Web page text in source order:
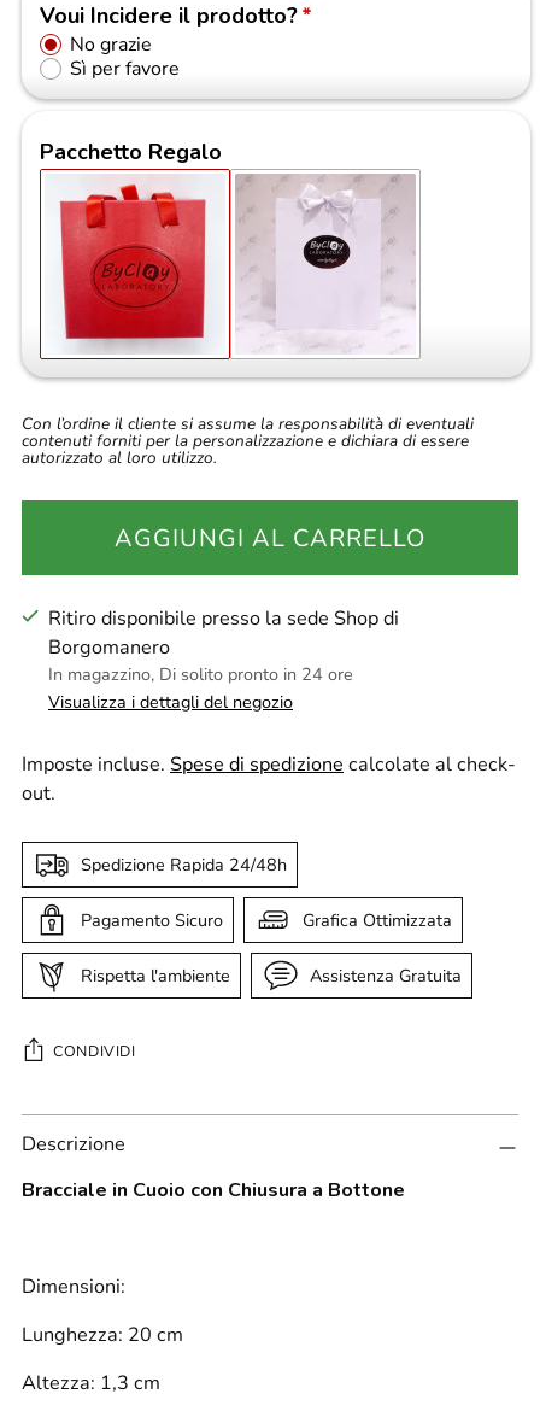
Voui Incidere il prodotto?
No grazie
Sì per favore
Pacchetto Regalo
Con l’ordine il cliente si assume la responsabilità di eventuali
contenuti forniti per la personalizzazione e dichiara di essere
autorizzato al loro utilizzo.
AGGIUNGI AL CARRELLO
Ritiro disponibile presso la sede Shop di
Borgomanero
In magazzino, Di solito pronto in 24 ore
Visualizza i dettagli del negozio
Imposte incluse. Spese di spedizione calcolate al check-
out.
Spedizione Rapida 24/48h
Pagamento Sicuro Grafica Ottimizzata
Rispetta l'ambiente Assistenza Gratuita
CONDIVIDI
Aggiungere
un
al
Descrizione
Bracciale in Cuoio con Chiusura a Bottone
Dimensioni:
Lunghezza: 20 cm
Altezza: 1,3 cm